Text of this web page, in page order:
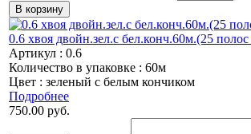
0.6 хвоя двойн.зел.с бел.конч.60м.(25
Артикул : 0.6
Количество в упаковке : 60м
Цвет : зеленый с белым кончиком
Подробнее
750.00 руб.